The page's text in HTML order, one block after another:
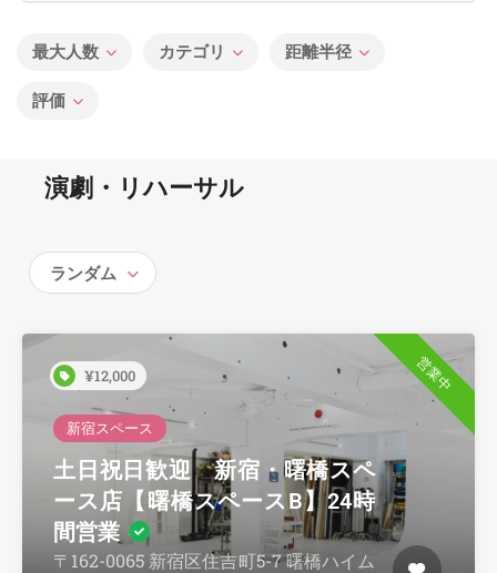
最大人数 カテゴリ 距離半径
評価
演劇・リハーサル
ランダム
¥12,000 営業中
新宿スペース
土日祝日歓迎 新宿・曙橋スペ
ース店【曙橋スペースB】24時
間営業
〒162-0065 新宿区住吉町5-7 曙橋ハイム